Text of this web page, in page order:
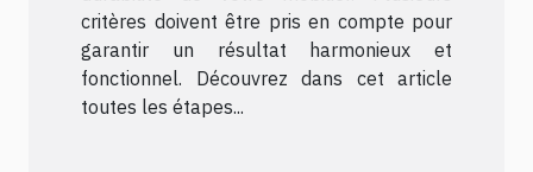
critères doivent être pris en compte pour
garantir un résultat harmonieux et
fonctionnel. Découvrez dans cet article
toutes les étapes...